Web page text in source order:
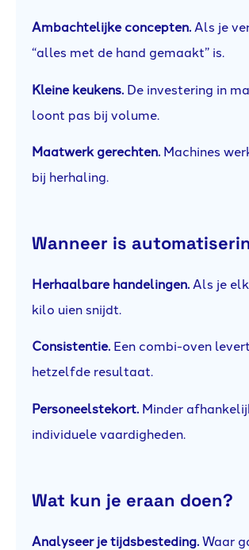
Ambachtelijke concepten. Als je
“alles met de hand gemaakt” is.
Kleine keukens. De investering in
loont pas bij volume.
Maatwerk gerechten. Machines
bij herhaling.
Wanneer is
Herhaalbare handelingen. Als je
kilo uien snijdt.
Consistentie. Een combi-oven
hetzelfde resultaat.
Personeelstekort. Minder
individuele vaardigheden.
Wat kun je eraan doen?
Analyseer je tijdsbesteding.Waar